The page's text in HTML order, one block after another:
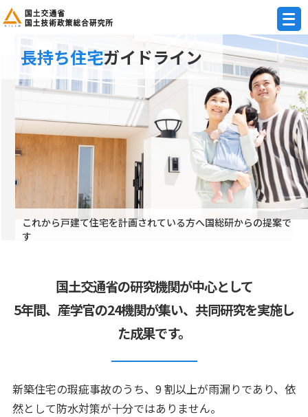
長持ち住宅ガイドライン
これから戸建て住宅を計画されている方へ国総研からの提案で
す
国土交通省の研究機関が中心として
5年間、産学官の24機関が集い、共同研究を実施し
た成果です。
新築住宅の瑕疵事故のうち、9 割以上が雨漏りであり、依
然として防水対策が十分ではありません。